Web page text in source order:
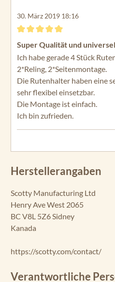
30. März 2019 18:16
Bewertung mit 5 von 5
Super Qualität und
Ich habe gerade 4 Stück
2*Reling, 2*Seitenmontage.
Die Rutenhalter haben eine
sehr flexibel einsetzbar.
Die Montage ist einfach.
Ich bin zufrieden.
Herstellerangaben
Scotty Manufacturing Ltd
Henry Ave West 2065
BC V8L 5Z6 Sidney
Kanada
https://scotty.com/contact/
Verantwortliche